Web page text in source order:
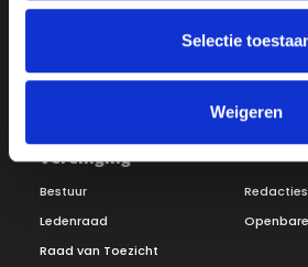
Selectie
Weigeren
Onze missie
Inloggen
Vacatures
Vereniging
Bestuur
Ledenraad
Raad van Toezicht